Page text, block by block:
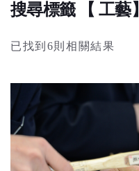
搜尋標籤 【 工藝】
已找到6則相關結果